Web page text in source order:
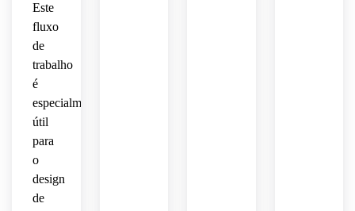
Este
fluxo
de
trabalho
é
especialmente
útil
para
o
design
de